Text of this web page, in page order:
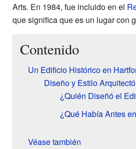
Arts. En 1984, fue incluido en el
que significa que es un lugar con
Contenido
Un Edificio Histórico en
Diseño y Estilo
¿Quién Diseñó el
¿Qué Había Antes
Véase también